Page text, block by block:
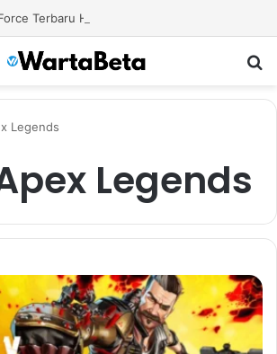
Legends
Legends